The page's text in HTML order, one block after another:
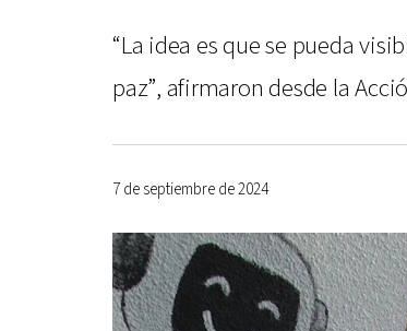
“La idea es que se pueda
paz”, afirmaron desde la
7 de septiembre de 2024